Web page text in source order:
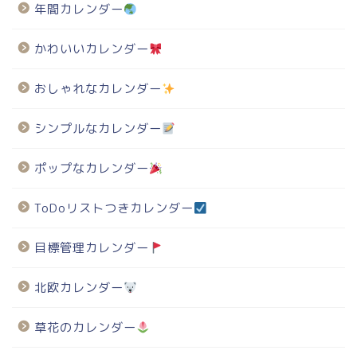
年間カレンダー
かわいいカレンダー
おしゃれなカレンダー
シンプルなカレンダー
ポップなカレンダー
ToDoリストつきカレンダー
目標管理カレンダー
北欧カレンダー
草花のカレンダー